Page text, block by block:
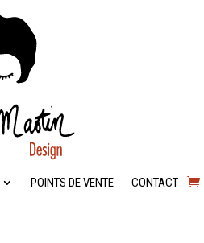
POINTS DE VENTE CONTACT